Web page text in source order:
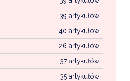
39 artykułów
40 artykułów
26 artykułów
37 artykułów
35 artykułów